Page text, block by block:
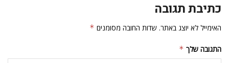
כתיבת תגובה
האימייל לא יוצג באתר. שדות החובה מסומנים *
התגובה שלך *